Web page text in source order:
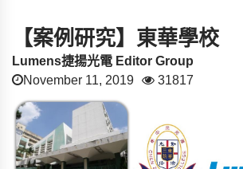
【案例研究】東華學校
Lumens捷揚光電 Editor Group
November 11, 2019
31817